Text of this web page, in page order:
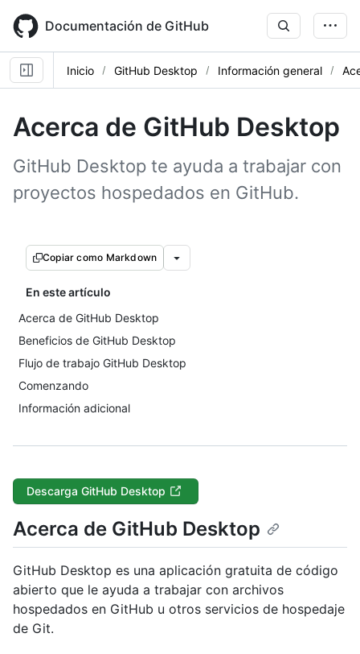
main
content
Documentación de GitHub
Inicio GitHub Desktop Información general
Acerca de GitHub Desktop
GitHub Desktop te ayuda a trabajar con
proyectos hospedados en GitHub.
Copiar como Markdown
En este artículo
Acerca de GitHub Desktop
Beneficios de GitHub Desktop
Flujo de trabajo GitHub Desktop
Comenzando
Información adicional
Descarga GitHub Desktop
Acerca de GitHub Desktop
GitHub Desktop es una aplicación gratuita de código
abierto que le ayuda a trabajar con archivos
hospedados en GitHub u otros servicios de hospedaje
de Git.